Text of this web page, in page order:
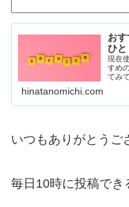
お
ひと
現在
すめ
てみ
時載
イム
hinatanomichi.com
いつもありがとうご
毎日10時に投稿でき